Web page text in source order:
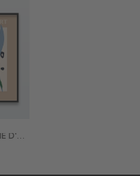
POSTER GALERIE D'ART NO 1